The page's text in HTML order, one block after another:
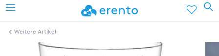
Weitere Artikel